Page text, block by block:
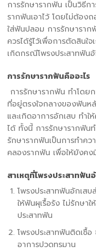
การรักษารากฟัน เป็นวิธีก
รากฟันเอาไว้ โดยไม่ต้อง
ใส่ฟันปลอม การรักษารา
ควรได้รู้ไว้เพื่อการตัดสิน
เกิดกรณีโพรงประสาทฟัน
การรักษารากฟันคืออะไร
การรักษารากฟัน ทำโดย
ที่อยู่ตรงใจกลางของฟันห
และเกิดอาการอักเสบ ทำ
ได้ ทั้งนี้ การรักษารากฟันท
รักษารากฟันเป็นการทำคว
คลองรากฟัน เพื่อให้ยังคง
สาเหตุที่โพรงประสาทฟัน
โพรงประสาทฟันอักเส
ให้ฟันผุเรื้อรัง ไม่รักษา
ประสาทฟัน
โพรงประสาทฟันติดเชื้
อาการปวดทรมาน